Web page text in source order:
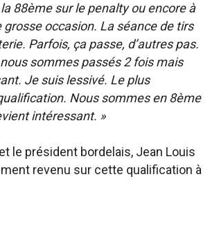
88ème sur le penalty ou encore à
grosse occasion. La séance de tirs
Parfois, ça passe, d’autres pas.
sommes passés 2 fois mais
Je suis lessivé. Le plus
Nous sommes en 8ème
intéressant. »
le président bordelais, Jean Louis
revenu sur cette qualification à